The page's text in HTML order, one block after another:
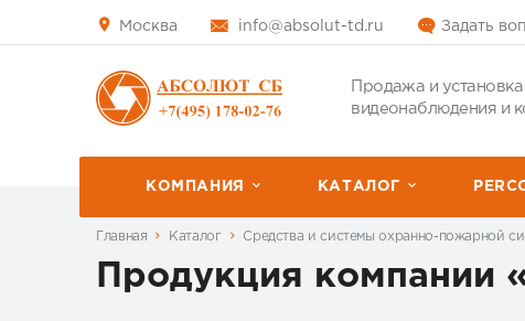
Москва info@absolut-td.ru Задать
Продажа и установка
видеонаблюдения и
КОМПАНИЯ КАТАЛОГ
Главная Каталог Средства и системы охранно-пожарной
Продукция компании